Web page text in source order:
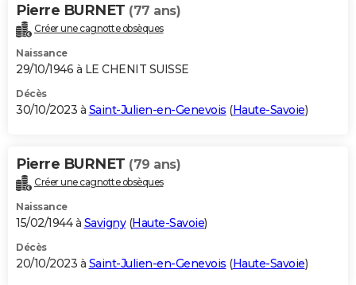
Pierre BURNET (77 ans)
Créer une cagnotte obsèques
Naissance
29/10/1946 à LE CHENIT SUISSE
Décès
30/10/2023 à Saint-Julien-en-Genevois (Haute-Savoie)
Pierre BURNET (79 ans)
Créer une cagnotte obsèques
Naissance
15/02/1944 à Savigny(Haute-Savoie)
Décès
20/10/2023 à Saint-Julien-en-Genevois (Haute-Savoie)